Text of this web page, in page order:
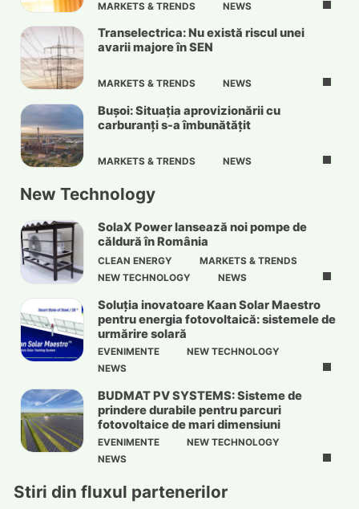
MARKETS & TRENDS NEWS
Transelectrica: Nu există riscul unei
avarii majore în SEN
MARKETS & TRENDS NEWS
Bușoi: Situația aprovizionării cu
carburanți s-a îmbunătățit
MARKETS & TRENDS NEWS
New Technology
SolaX Power lansează noi pompe de
căldură în România
CLEAN ENERGY
MARKETS & TRENDS
NEW TECHNOLOGY
NEWS
Soluția inovatoare Kaan Solar Maestro
pentru energia fotovoltaică: sistemele de
urmărire solară
EVENIMENTE
NEW TECHNOLOGY
NEWS
BUDMAT PV SYSTEMS: Sisteme de
prindere durabile pentru parcuri
fotovoltaice de mari dimensiuni
EVENIMENTE
NEW TECHNOLOGY
NEWS
Stiri din fluxul partenerilor